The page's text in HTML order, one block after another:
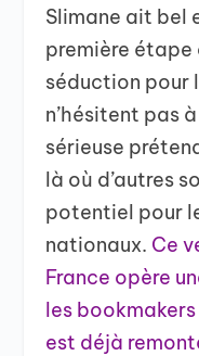
Slimane ait bel
première étape
séduction pour
n’hésitent pas
sérieuse
là où d’autres
potentiel pour
nationaux. Ce
France opère
les bookmakers
est déjà